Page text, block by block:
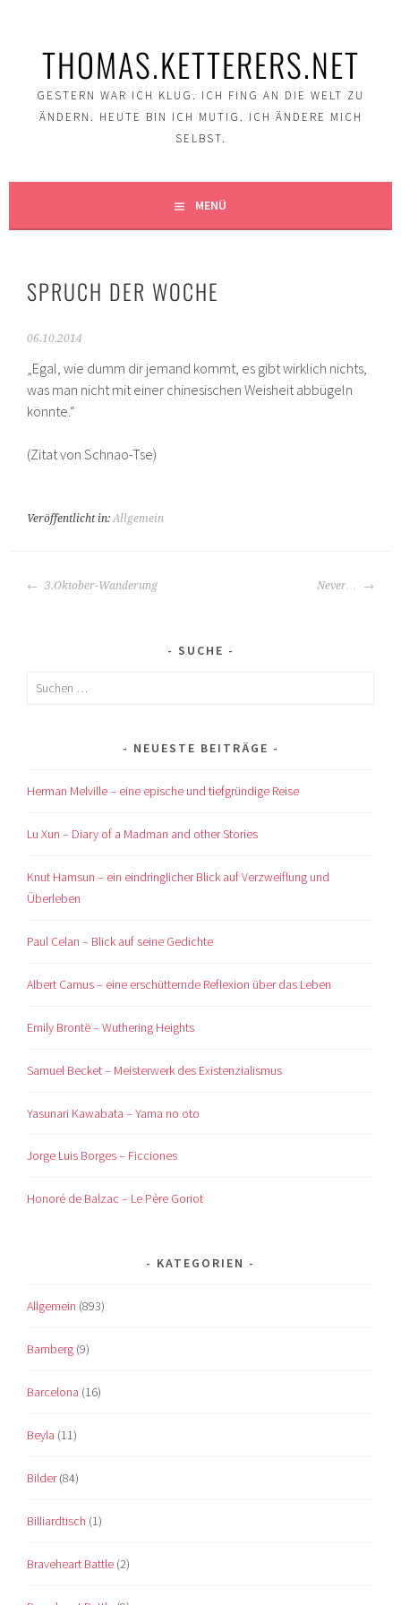
THOMAS.KETTERERS.NET
GESTERN WAR ICH KLUG. ICH FING AN DIE WELT ZU
ÄNDERN. HEUTE BIN ICH MUTIG. ICH ÄNDERE MICH
SELBST.
MENÜ
SPRUCH DER WOCHE
06.10.2014
„Egal, wie dumm dir jemand kommt, es gibt wirklich nichts,
was man nicht mit einer chinesischen Weisheit abbügeln
könnte.“
(Zitat von Schnao-Tse)
Veröffentlicht in:Allgemein
BEITRAGS-
3.Oktober-Wanderung Never…
SUCHE
Suchen
NEUESTE BEITRÄGE
Herman Melville – eine epische und tiefgründige Reise
Lu Xun – Diary of a Madman and other Stories
Knut Hamsun – ein eindringlicher Blick auf Verzweiflung und
Überleben
Paul Celan – Blick auf seine Gedichte
Albert Camus – eine erschütternde Reflexion über das Leben
Emily Brontë – Wuthering Heights
Samuel Becket – Meisterwerk des Existenzialismus
Yasunari Kawabata – Yama no oto
Jorge Luis Borges – Ficciones
Honoré de Balzac – Le Père Goriot
KATEGORIEN
Allgemein (893)
Bamberg (9)
Barcelona (16)
Beyla (11)
Bilder(84)
Billiardtisch (1)
Braveheart Battle (2)